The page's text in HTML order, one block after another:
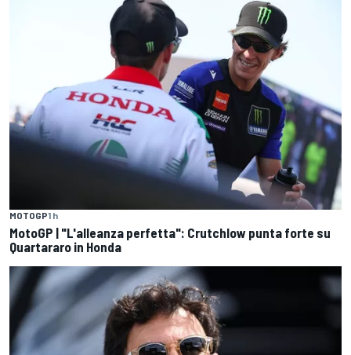
MOTOGP1 h
MotoGP | "L'alleanza perfetta": Crutchlow punta forte su
Quartararo in Honda